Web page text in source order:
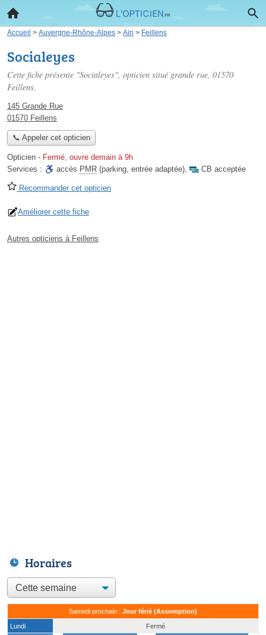
Accueil > Auvergne-Rhône-Alpes > Ain > Feillens
Socialeyes
Cette fiche présente "Socialeyes", opticien situé grande rue, 01570
Feillens.
145 Grande Rue
01570 Feillens
📞 Appeler cet opticien
Opticien - Fermé, ouvre demain à 9h
Services :
accès PMR (parking, entrée adaptée), CB acceptée
Recommander cet opticien
Améliorer cette fiche
Autres opticiens à Feillens
Horaires
Samedi prochain : Jour férié (Assomption)
Lundi
Fermé